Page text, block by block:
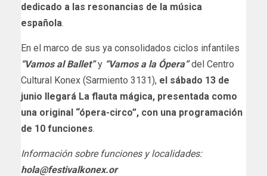
dedicado a las resonancias de la música
española.
En el marco de sus ya consolidados ciclos infantiles
“Vamos al Ballet”y “Vamos a la Ópera”del Centro
Cultural Konex (Sarmiento 3131), el sábado 13 de
junio llegará La flauta mágica, presentada como
una original “ópera-circo”, con una programación
de 10 funciones.
Información sobre funciones y localidades:
hola@festivalkonex.or